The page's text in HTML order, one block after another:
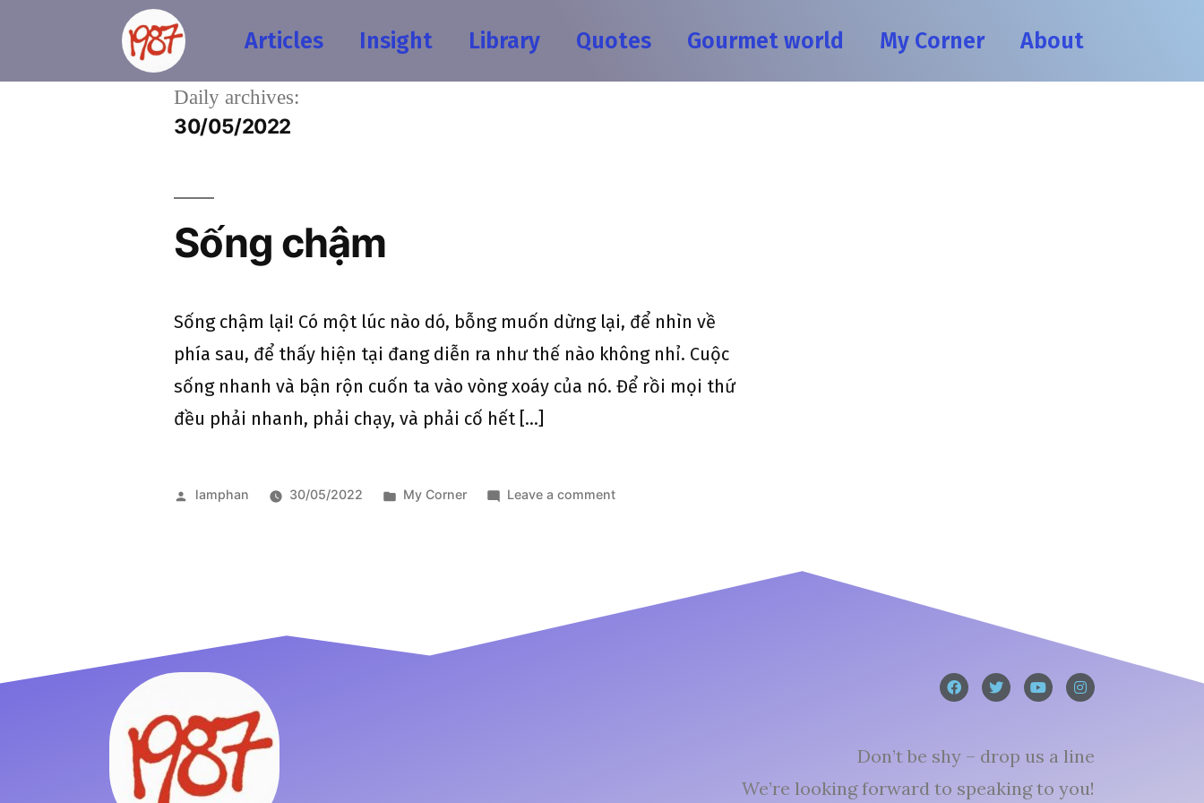
Articles Insight Library Quotes Gourmet world My Corner About
Daily archives:
30/05/2022
Sống chậm
Sống chậm lại! Có một lúc nào dó, bỗng muốn dừng lại, để nhìn về
phía sau, để thấy hiện tại đang diễn ra như thế nào không nhỉ. Cuộc
sống nhanh và bận rộn cuốn ta vào vòng xoáy của nó. Để rồi mọi thứ
đều phải nhanh, phải chạy, và phải cố hết […]
lamphan 30/05/2022 My Corner Leave a comment
Don’t be shy – drop us a line
We’re looking forward to speaking to you!